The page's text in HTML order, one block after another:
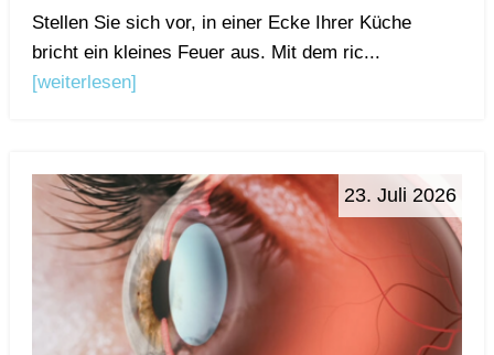
Stellen Sie sich vor, in einer Ecke Ihrer Küche
bricht ein kleines Feuer aus. Mit dem ric...
[weiterlesen]
23. Juli 2026